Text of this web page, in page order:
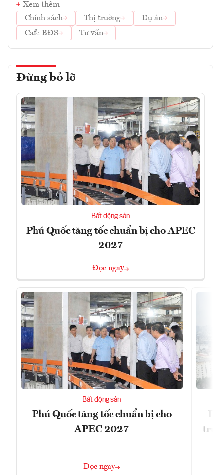
Xem thêm
Chính sách
Thị trường
Dự án
Cafe BĐS
Tư vấn
Đừng bỏ lỡ
Bất động sản
Phú Quốc tăng tốc chuẩn bị cho APEC
2027
Đọc ngay
Bất động sản
Phú Quốc tăng tốc chuẩn bị cho
APEC 2027
Đọc ngay